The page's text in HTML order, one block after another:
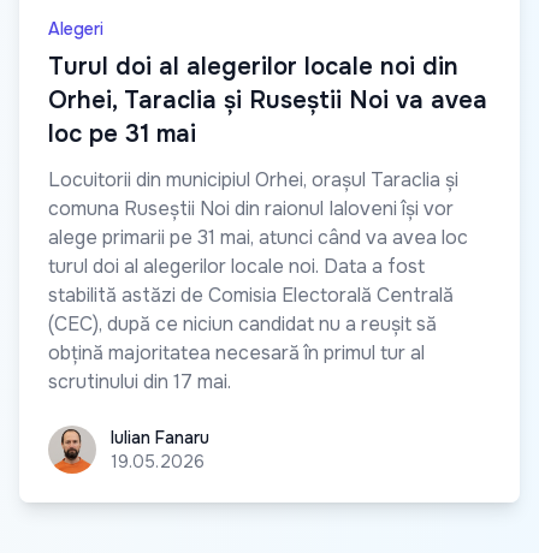
Alegeri
Turul doi al alegerilor locale noi din
Orhei, Taraclia și Ruseștii Noi va avea
loc pe 31 mai
Locuitorii din municipiul Orhei, orașul Taraclia și
comuna Ruseștii Noi din raionul Ialoveni își vor
alege primarii pe 31 mai, atunci când va avea loc
turul doi al alegerilor locale noi. Data a fost
stabilită astăzi de Comisia Electorală Centrală
(CEC), după ce niciun candidat nu a reușit să
obțină majoritatea necesară în primul tur al
scrutinului din 17 mai.
Iulian FanaruIulian Fanaru
19.05.2026